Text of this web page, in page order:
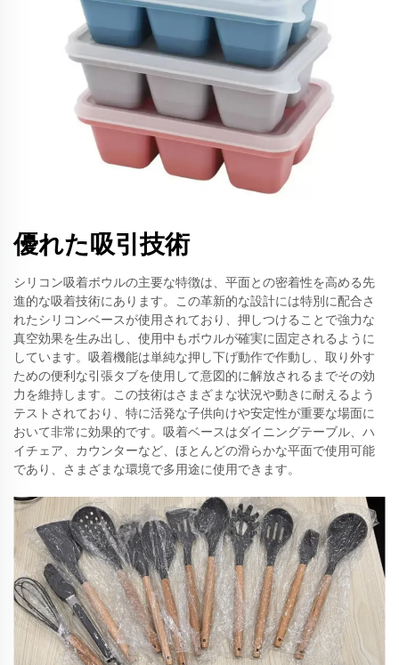
優れた吸引技術
シリコン吸着ボウルの主要な特徴は、平面との密着性を高める先
進的な吸着技術にあります。この革新的な設計には特別に配合さ
れたシリコンベースが使用されており、押しつけることで強力な
真空効果を生み出し、使用中もボウルが確実に固定されるように
しています。吸着機能は単純な押し下げ動作で作動し、取り外す
ための便利な引張タブを使用して意図的に解放されるまでその効
力を維持します。この技術はさまざまな状況や動きに耐えるよう
テストされており、特に活発な子供向けや安定性が重要な場面に
おいて非常に効果的です。吸着ベースはダイニングテーブル、ハ
イチェア、カウンターなど、ほとんどの滑らかな平面で使用可能
であり、さまざまな環境で多用途に使用できます。